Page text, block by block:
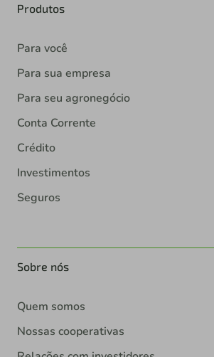
Produtos
Para você
Para sua empresa
Para seu agronegócio
Conta Corrente
Crédito
Investimentos
Seguros
Sobre nós
Quem somos
Nossas cooperativas